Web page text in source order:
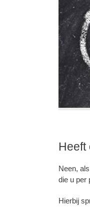
Heeft
Neen,
die u per
Hierbij